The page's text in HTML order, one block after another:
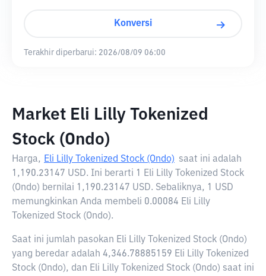
Konversi
Terakhir diperbarui: 2026/08/09 06:00
Market Eli Lilly Tokenized
Stock (Ondo)
Harga, Eli Lilly Tokenized Stock (Ondo) saat ini adalah
1,190.23147 USD. Ini berarti 1 Eli Lilly Tokenized Stock
(Ondo) bernilai 1,190.23147 USD. Sebaliknya, 1 USD
memungkinkan Anda membeli 0.00084 Eli Lilly
Tokenized Stock (Ondo).
Saat ini jumlah pasokan Eli Lilly Tokenized Stock (Ondo)
yang beredar adalah 4,346.78885159 Eli Lilly Tokenized
Stock (Ondo), dan Eli Lilly Tokenized Stock (Ondo) saat ini